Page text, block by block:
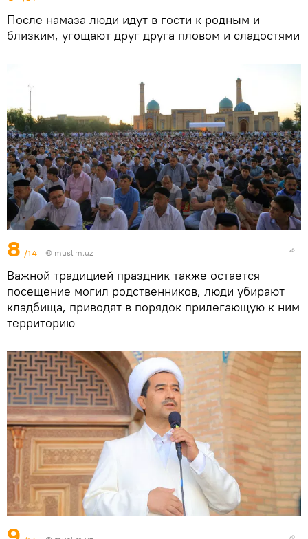
После намаза люди идут в гости к родным и
близким, угощают друг друга пловом и сладостями
8 /14 © muslim.uz
Важной традицией праздник также остается
посещение могил родственников, люди убирают
кладбища, приводят в порядок прилегающую к ним
территорию